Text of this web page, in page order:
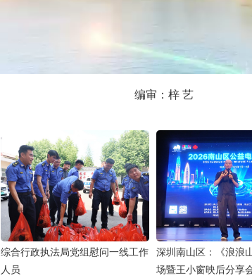
编审：梓 艺
综合行政执法局党组慰问一线工作
人员
深圳南山区：《浪浪
场暨王小窗映后分享